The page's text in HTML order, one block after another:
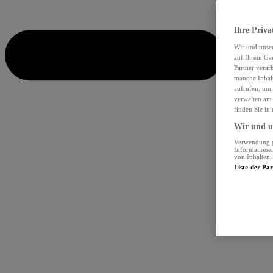
Ihre
Wir und
auf Ihrem
Partner
manche
aufrufen, um
verwalten
finden Sie in
Wir und
Verwendung
von Inhalten,
Liste der